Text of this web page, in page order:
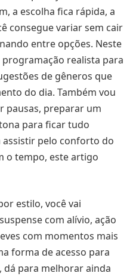
a escolha fica rápida, a
consegue variar sem cair
entre opções. Neste
realista para
de gêneros que
do dia. Também vou
pausas, preparar um
para ficar tudo
assistir pelo conforto do
o tempo, este artigo
estilo, você vai
com alívio, ação
com momentos mais
forma de acesso para
dá para melhorar ainda